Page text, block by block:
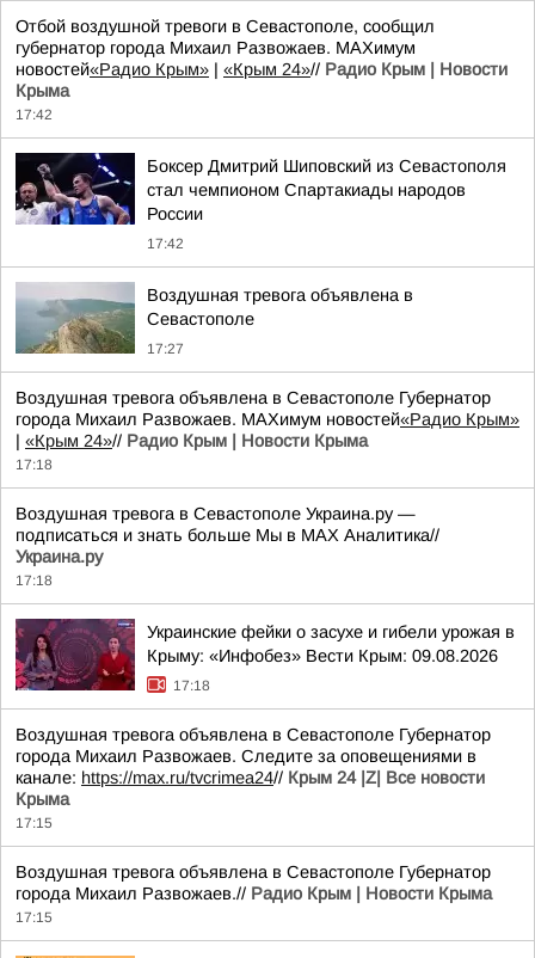
Отбой воздушной тревоги в Севастополе, сообщил
губернатор города Михаил Развожаев. MAXимум
новостей«Радио Крым» | «Крым 24»// Радио Крым | Новости
Крыма
17:42
Боксер Дмитрий Шиповский из Севастополя
стал чемпионом Спартакиады народов
России
17:42
Воздушная тревога объявлена в
Севастополе
17:27
Воздушная тревога объявлена в Севастополе Губернатор
города Михаил Развожаев. MAXимум новостей«Радио Крым»
| «Крым 24»// Радио Крым | Новости Крыма
17:18
Воздушная тревога в Севастополе Украина.ру —
подписаться и знать больше Мы в MAX Аналитика//
Украина.ру
17:18
Украинские фейки о засухе и гибели урожая в
Крыму: «Инфобез» Вести Крым: 09.08.2026
17:18
Воздушная тревога объявлена в Севастополе Губернатор
города Михаил Развожаев. Следите за оповещениями в
канале: https://max.ru/tvcrimea24// Крым 24 |Z| Все новости
Крыма
17:15
Воздушная тревога объявлена в Севастополе Губернатор
города Михаил Развожаев.// Радио Крым | Новости Крыма
17:15